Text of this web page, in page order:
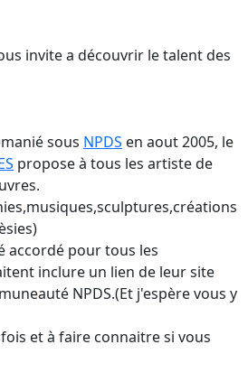
invite a découvrir le talent des
sous NPDS en aout 2005, le
propose à tous les artiste de
accordé pour tous les
inclure un lien de leur site
NPDS.(Et j'espère vous y
et à faire connaitre si vous